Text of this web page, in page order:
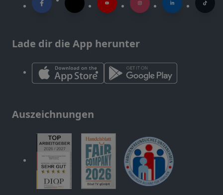
Lade dir die App herunter
Auszeichnungen